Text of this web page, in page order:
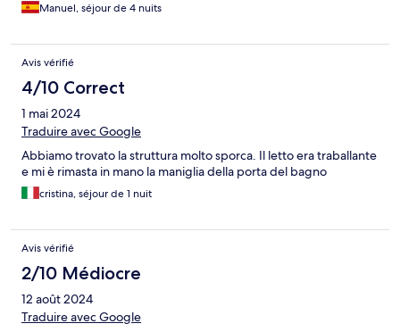
Manuel, séjour de 4 nuits
Avis vérifié
4/10 Correct
1 mai 2024
Traduire avec Google
Abbiamo trovato la struttura molto sporca. Il letto era traballante
e mi è rimasta in mano la maniglia della porta del bagno
cristina, séjour de 1 nuit
Avis vérifié
2/10 Médiocre
12 août 2024
Traduire avec Google